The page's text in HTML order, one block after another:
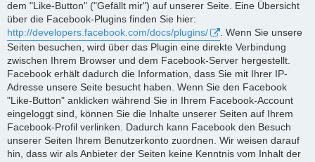
dem "Like-Button" ("Gefällt mir") auf unserer Seite. Eine Übersicht
über die Facebook-Plugins finden Sie hier:
http://developers.facebook.com/docs/plugins/
. Wenn Sie unsere
Seiten besuchen, wird über das Plugin eine direkte Verbindung
zwischen Ihrem Browser und dem Facebook-Server hergestellt.
Facebook erhält dadurch die Information, dass Sie mit Ihrer IP-
Adresse unsere Seite besucht haben. Wenn Sie den Facebook
"Like-Button" anklicken während Sie in Ihrem Facebook-Account
eingeloggt sind, können Sie die Inhalte unserer Seiten auf Ihrem
Facebook-Profil verlinken. Dadurch kann Facebook den Besuch
unserer Seiten Ihrem Benutzerkonto zuordnen. Wir weisen darauf
hin, dass wir als Anbieter der Seiten keine Kenntnis vom Inhalt der